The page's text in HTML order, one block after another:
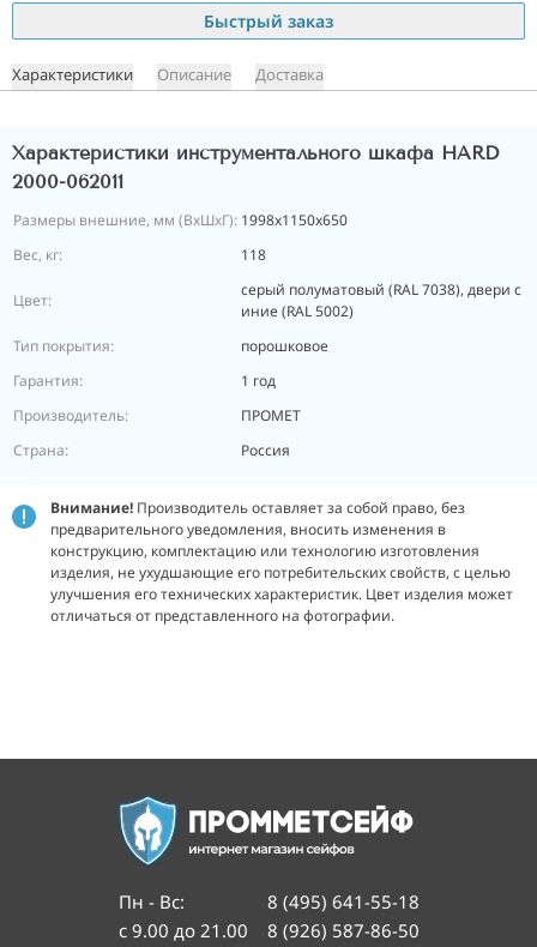
Быстрый заказ
Характеристики Описание Доставка
Характеристики инструментального шкафа HARD
2000-062011
Размеры внешние, мм (ВхШхГ): 1998x1150x650
Вес, кг:
118
Цвет:
серый полуматовый (RAL 7038), двери с
иние (RAL 5002)
Тип покрытия:
порошковое
Гарантия:
1 год
Производитель:
ПРОМЕТ
Страна:
Россия
Внимание! Производитель оставляет за собой право, без
предварительного уведомления, вносить изменения в
конструкцию, комплектацию или технологию изготовления
изделия, не ухудшающие его потребительских свойств, с целью
улучшения его технических характеристик. Цвет изделия может
отличаться от представленного на фотографии.
Пн - Вс:
с 9.00 до 21.00
8 (495) 641-55-18
8 (926) 587-86-50